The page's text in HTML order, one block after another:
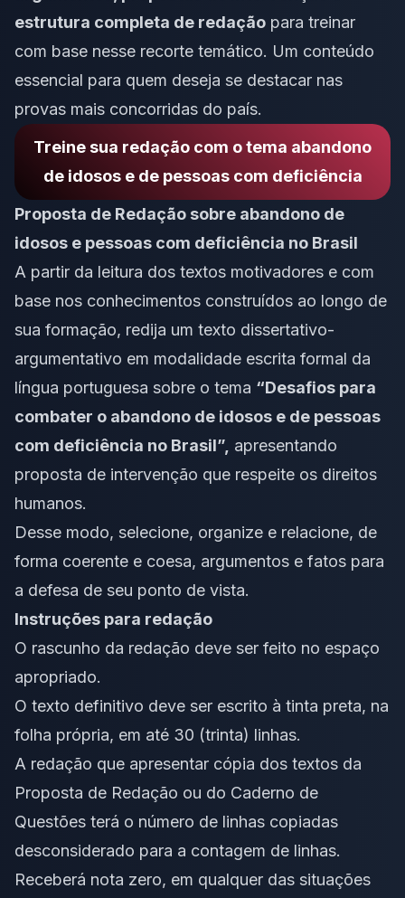
estrutura completa de redação para treinar
com base nesse recorte temático. Um conteúdo
essencial para quem deseja se destacar nas
provas mais concorridas do país.
Treine sua redação com o tema abandono
de idosos e de pessoas com deficiência
Proposta de Redação sobre abandono de
idosos e pessoas com deficiência no Brasil
A partir da leitura dos textos motivadores e com
base nos conhecimentos construídos ao longo de
sua formação, redija um texto dissertativo-
argumentativo em modalidade escrita formal da
língua portuguesa sobre o tema “Desafios para
combater o abandono de idosos e de pessoas
com deficiência no Brasil”, apresentando
proposta de intervenção que respeite os direitos
humanos.
Desse modo, selecione, organize e relacione, de
forma coerente e coesa, argumentos e fatos para
a defesa de seu ponto de vista.
Instruções para redação
O rascunho da redação deve ser feito no espaço
apropriado.
O texto definitivo deve ser escrito à tinta preta, na
folha própria, em até 30 (trinta) linhas.
A redação que apresentar cópia dos textos da
Proposta de Redação ou do Caderno de
Questões terá o número de linhas copiadas
desconsiderado para a contagem de linhas.
Receberá nota zero, em qualquer das situações